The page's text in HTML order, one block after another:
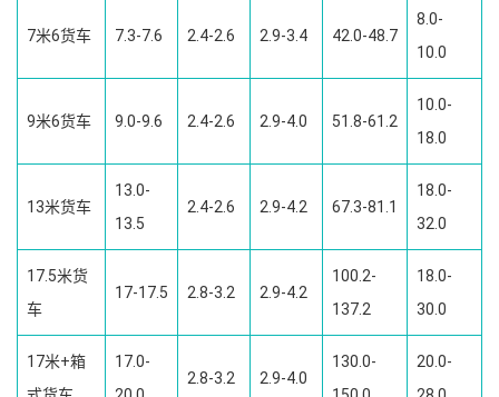
7米6货车 7.3-7.6 2.4-2.6 2.9-3.4 42.0-48.7
8.0-
10.0
9米6货车 9.0-9.6 2.4-2.6 2.9-4.0 51.8-61.2
10.0-
18.0
13米货车
13.0-
13.5
2.4-2.6 2.9-4.2 67.3-81.1
18.0-
32.0
17.5米货
车
17-17.5 2.8-3.2 2.9-4.2
100.2-
137.2
18.0-
30.0
17米+箱
17.0-
2.8-3.2 2.9-4.0
130.0-
20.0-